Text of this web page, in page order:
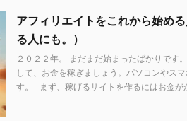
アフィリエイトをこれから始め
る人にも。）
２０２２年。 まだまだ始まったばかりです
して、お金を稼ぎましょう。パソコンやス
す。 まず、稼げるサイトを作るにはお金が